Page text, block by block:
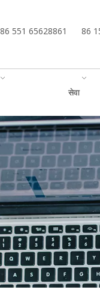
86 551 65628861 86
सेवा